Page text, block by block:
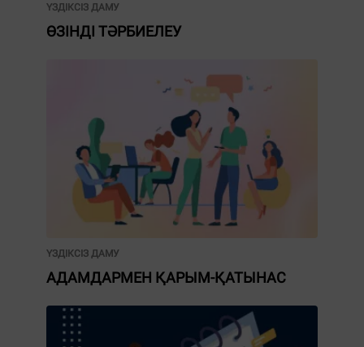
ҮЗДІКСІЗ ДАМУ
ӨЗІНДІ ТӘРБИЕЛЕУ
ҮЗДІКСІЗ ДАМУ
АДАМДАРМЕН ҚАРЫМ-ҚАТЫНАС